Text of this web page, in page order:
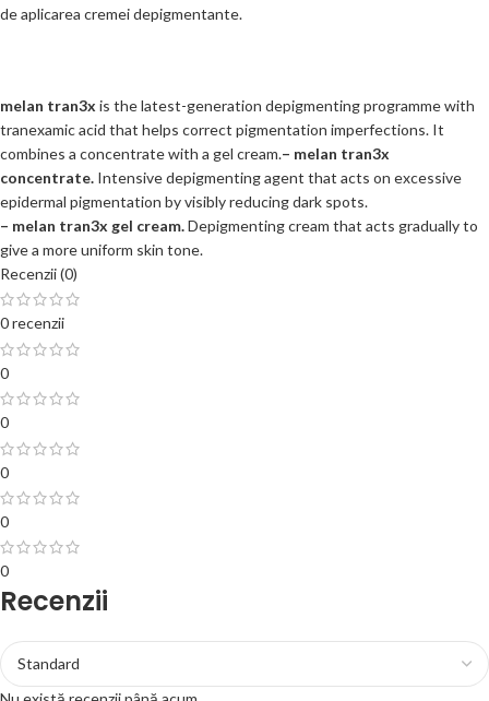
de aplicarea cremei depigmentante.
melan tran3x is the latest-generation depigmenting programme with
tranexamic acid that helps correct pigmentation imperfections. It
combines a concentrate with a gel cream.– melan tran3x
concentrate. Intensive depigmenting agent that acts on excessive
epidermal pigmentation by visibly reducing dark spots.
– melan tran3x gel cream.Depigmenting cream that acts gradually to
give a more uniform skin tone.
Recenzii (0)
0 recenzii
0
0
0
0
0
Recenzii